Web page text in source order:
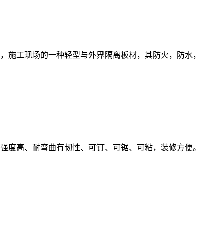
工现场的一种轻型与外界隔离板材，其防火，防水，
高、耐弯曲有韧性、可钉、可锯、可粘，装修方便。